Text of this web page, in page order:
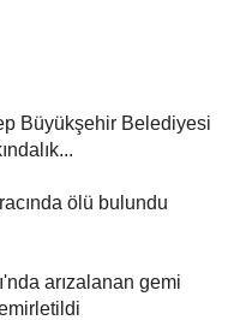
Büyükşehir Belediyesi
ölü bulundu
arızalanan gemi